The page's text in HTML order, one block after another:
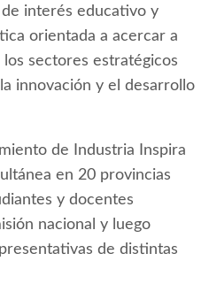
interés educativo y
orientada a acercar a
sectores estratégicos
innovación y el desarrollo
de Industria Inspira
en 20 provincias
y docentes
nacional y luego
de distintas